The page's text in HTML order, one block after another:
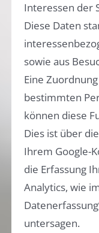
Interessen der
Diese Daten
sowie aus
Eine
bestimmten
können diese
Dies ist über
Ihrem Google-
die Erfassung
Analytics, wie
untersagen.